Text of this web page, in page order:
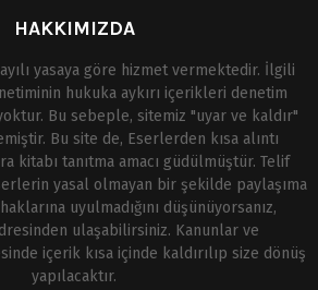
HAKKIMIZDA
yasaya göre hizmet vermektedir. İlgili
hukuka aykırı içerikleri denetim
Bu sebeple, sitemiz "uyar ve kaldır"
Bu site de, Eserlerden kısa alıntı
kitabı tanıtma amacı güdülmüştür. Telif
yasal olmayan bir şekilde paylaşıma
uyulmadığını düşünüyorsanız,
ulaşabilirsiniz. Kanunlar ve
içerik kısa içinde kaldırılıp size dönüş
yapılacaktır.